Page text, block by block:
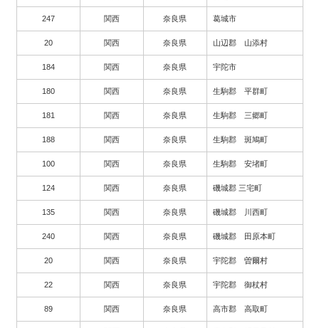
247 関西 奈良県 葛城市
20 関西 奈良県 山辺郡 山添村
184 関西 奈良県 宇陀市
180 関西 奈良県 生駒郡 平群町
181 関西 奈良県 生駒郡 三郷町
188 関西 奈良県 生駒郡 斑鳩町
100 関西 奈良県 生駒郡 安堵町
124 関西 奈良県 磯城郡 三宅町
135 関西 奈良県 磯城郡 川西町
240 関西 奈良県 磯城郡 田原本町
20 関西 奈良県 宇陀郡 曽爾村
22 関西 奈良県 宇陀郡 御杖村
89 関西 奈良県 高市郡 高取町